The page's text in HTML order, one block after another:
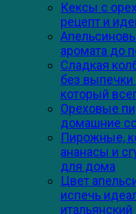
Кексы с
рецепт и
аромата до
Сладкая
без выпечки
который
Ореховые
домашние
Пирожные,
ананасы и
для дома
Цвет
испечь